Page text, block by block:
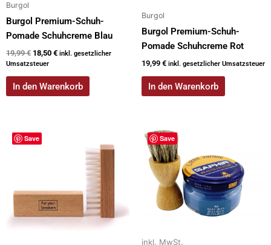
Burgol
Burgol Premium-Schuh-
Pomade Schuhcreme Blau
19,99€ 18,50 € inkl. gesetzlicher
Umsatzsteuer
In den Warenkorb
Burgol
Burgol Premium-Schuh-
Pomade Schuhcreme Rot
19,99 € inkl. gesetzlicher Umsatzsteuer
In den Warenkorb
Save Save
inkl. MwSt.
Dieses
Produkt
weist
mehrere
Varianten